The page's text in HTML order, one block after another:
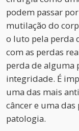
podem passar
mutilação do
o luto pela perda
com as perdas
perda de alguma
integridade. É
uma das mais
câncer e uma
patologia.